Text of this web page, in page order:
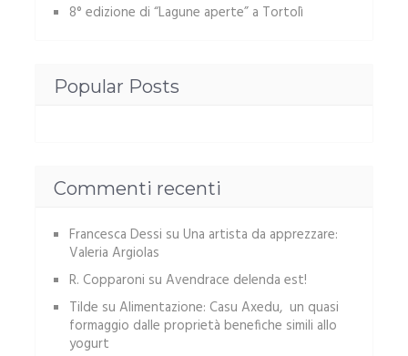
8° edizione di “Lagune aperte” a Tortolì
Popular Posts
Commenti recenti
Francesca Dessi su Una artista da apprezzare:
Valeria Argiolas
R. Copparoni su Avendrace delenda est!
Tilde su Alimentazione: Casu Axedu, un quasi
formaggio dalle proprietà benefiche simili allo
yogurt